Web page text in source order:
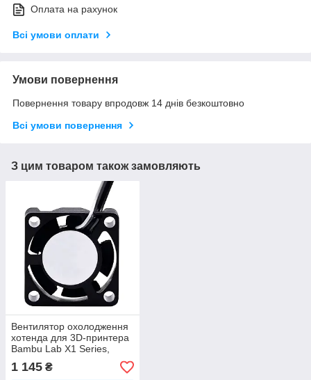
Оплата на рахунок
Всі умови оплати
Умови повернення
Повернення товару впродовж 14 днів безкоштовно
Всі умови повернення
З цим товаром також замовляють
Вентилятор охолодження
хотенда для 3D-принтера
Bambu Lab X1 Series,
(оригінал, FAF002)
1 145 ₴